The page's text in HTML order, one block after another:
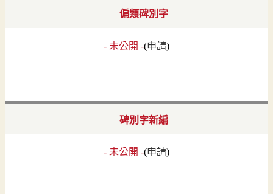
偏類碑別字
- 未公開 -(申請)
碑別字新編
- 未公開 -(申請)